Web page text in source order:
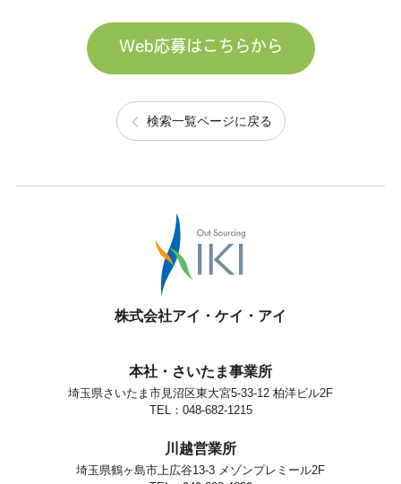
Web応募はこちらから
検索一覧ページに戻る
株式会社アイ・ケイ・アイ
本社・さいたま事業所
埼玉県さいたま市見沼区東大宮5-33-12 柏洋ビル2F
TEL：048-682-1215
川越営業所
埼玉県鶴ヶ島市上広谷13-3 メゾンプレミール2F